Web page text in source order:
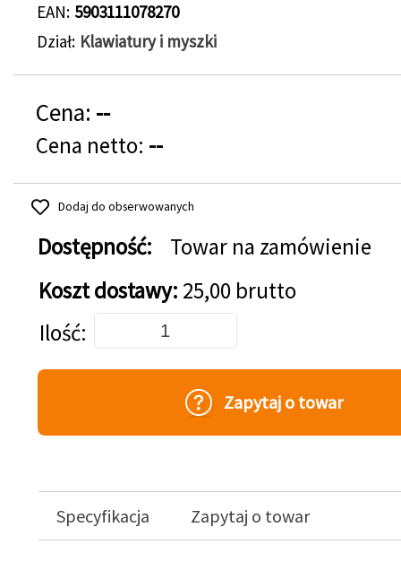
EAN 5903111078270
Dział Klawiatury i myszki
Cena: --
Cena netto: --
Dodaj do obserwowanych
Dostępność:
Towar na zamówienie
Koszt dostawy: 25,00 brutto
Dodaj do koszyka
Ilość
Zapytaj o towar
Specyfikacja Zapytaj o towar